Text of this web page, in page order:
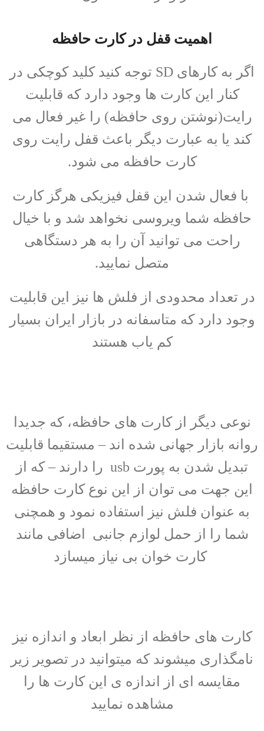
اهمیت قفل در کارت حافظه
اگر به کارهای SD توجه کنید کلید کوچکی در
کنار این کارت ها وجود دارد که قابلیت
رایت(نوشتن روی حافظه) را غیر فعال می
کند یا به عبارت دیگر باعث قفل رایت روی
کارت حافظه می شود.
با فعال شدن این قفل فیزیکی هرگز کارت
حافظه شما ویروسی نخواهد شد و با خیال
راحت می توانید آن را به هر دستگاهی
متصل نمایید.
در تعداد محدودی از فلش ها نیز این قابلیت
وجود دارد که متاسفانه در بازار ایران بسیار
کم یاب هستند
نوعی دیگر از کارت های حافظه، که جدیدا
روانه بازار جهانی شده اند – مستقیما قابلیت
تبدیل شدن به پورت usb را دارند – که از
این جهت می توان از این نوع کارت حافظه
به عنوان فلش نیز استفاده نمود و همچنی
شما را از حمل لوازم جانبی اضافی مانند
کارت خوان بی نیاز میسازد
کارت های حافظه از نظر ابعاد و اندازه نیز
نامگذاری میشوند که میتوانید در تصویر زیر
مقایسه ای از اندازه ی این کارت ها را
مشاهده نمایید